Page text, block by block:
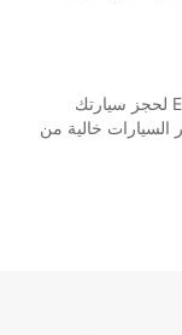
لا تتردد في الاتصال بفريقنا في Europcar Onslow لحجز سيارتك
السيارات خالية من